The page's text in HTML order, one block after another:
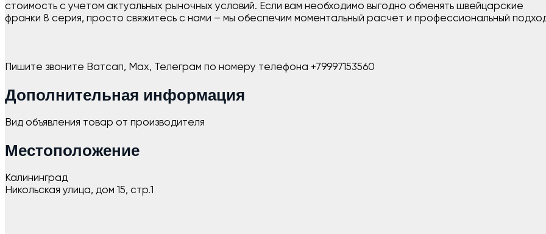
стоимость с учетом актуальных рыночных условий. Если вам необходимо выгодно обменять швейцарские
франки 8 серия, просто свяжитесь с нами – мы обеспечим моментальный расчет и профессиональный
Пишите звоните Ватсап, Max, Телеграм по номеру телефона +79997153560
Дополнительная информация
Вид объявления товар от производителя
Местоположение
Калининград
Никольская улица, дом 15, стр.1